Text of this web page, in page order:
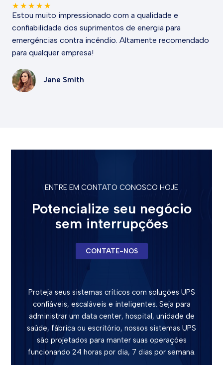
★ ★ ★ ★ ★
Estou muito impressionado com a qualidade e
confiabilidade dos suprimentos de energia para
emergências contra incêndio. Altamente recomendado
para qualquer empresa!
Jane Smith
ENTRE EM CONTATO CONOSCO HOJE
Potencialize seu negócio
sem interrupções
CONTATE-NOS
Proteja seus sistemas críticos com soluções UPS
confiáveis, escaláveis e inteligentes. Seja para
administrar um data center, hospital, unidade de
saúde, fábrica ou escritório, nossos sistemas UPS
são projetados para manter suas operações
funcionando 24 horas por dia, 7 dias por semana.